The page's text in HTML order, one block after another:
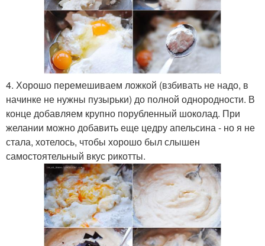
4. Хорошо перемешиваем ложкой (взбивать не надо, в
начинке не нужны пузырьки) до полной однородности. В
конце добавляем крупно порубленный шоколад. При
желании можно добавить еще цедру апельсина - но я не
стала, хотелось, чтобы хорошо был слышен
самостоятельный вкус рикотты.